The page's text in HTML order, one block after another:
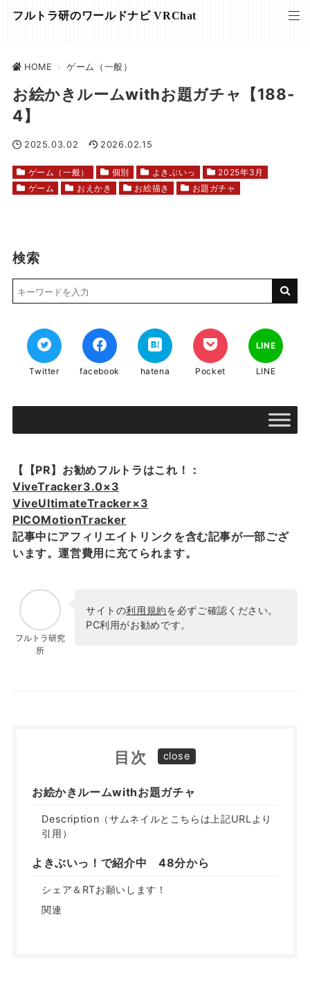
フルトラ研のワールドナビ VRChat
HOME > ゲーム（一般）
お絵かきルームwithお題ガチャ【188-
4】
2025.03.02 2026.02.15
ゲーム（一般） 個別 よきぶいっ
2025年3月
ゲーム
おえかき お絵描き お題ガチャ
検索
Twitter facebook hatena Pocket
LINE
LINE
【【PR】お勧めフルトラはこれ！：
ViveTracker3.0×3
ViveUltimateTracker×3
PICOMotionTracker
記事中にアフィリエイトリンクを含む記事が一部ござ
います。運営費用に充てられます。
フルトラ研究
所
サイトの利用規約を必ずご確認ください。
PC利用がお勧めです。
目次
お絵かきルームwithお題ガチャ
Description（サムネイルとこちらは上記URLより
引用）
よきぶいっ！で紹介中 48分から
シェア＆RTお願いします！
関連